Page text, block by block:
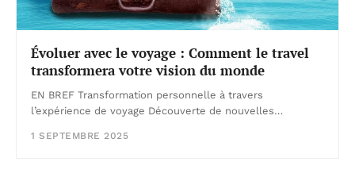
Évoluer avec le voyage : Comment le travel
transformera votre vision du monde
EN BREF Transformation personnelle à travers
l’expérience de voyage Découverte de nouvelles…
1 SEPTEMBRE 2025